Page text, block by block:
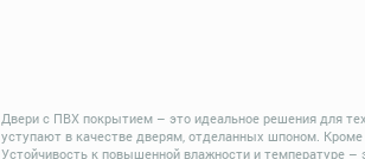
Двери с ПВХ покрытием – это идеальное решения для
уступают в качестве дверям, отделанных шпоном.
Устойчивость к повышенной влажности и температуре –